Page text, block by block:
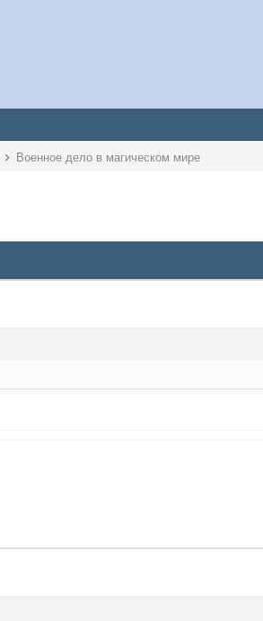
Военное дело в магическом мире